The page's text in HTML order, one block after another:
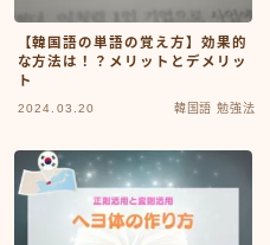
【韓国語の単語の覚え方】効果的
な方法は！？メリットとデメリッ
ト
2024.03.20 韓国語 勉強法